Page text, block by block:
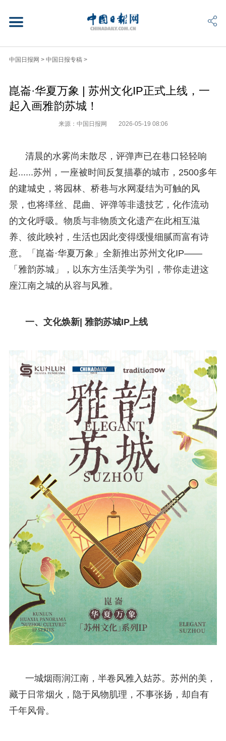
中国日报网 > 中国日报专稿 >
崑崙·华夏万象 | 苏州文化IP正式上线，一
起入画雅韵苏城！
来源：中国日报网 2026-05-19 08:06
清晨的水雾尚未散尽，评弹声已在巷口轻轻响
起......苏州，一座被时间反复描摹的城市，2500多年
的建城史，将园林、桥巷与水网凝结为可触的风
景，也将缂丝、昆曲、评弹等非遗技艺，化作流动
的文化呼吸。物质与非物质文化遗产在此相互滋
养、彼此映衬，生活也因此变得缓慢细腻而富有诗
意。「崑崙·华夏万象」全新推出苏州文化IP——
「雅韵苏城」，以东方生活美学为引，带你走进这
座江南之城的从容与风雅。
一、文化焕新| 雅韵苏城IP上线
一城烟雨润江南，半卷风雅入姑苏。苏州的美，
藏于日常烟火，隐于风物肌理，不事张扬，却自有
千年风骨。